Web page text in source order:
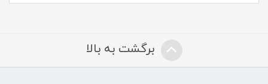
برگشت به بالا